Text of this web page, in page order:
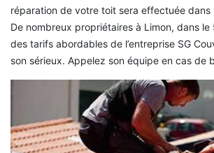
réparation de votre toit sera effectuée dans
De nombreux propriétaires à Limon, dans
des tarifs abordables de l’entreprise SG
son sérieux. Appelez son équipe en cas de